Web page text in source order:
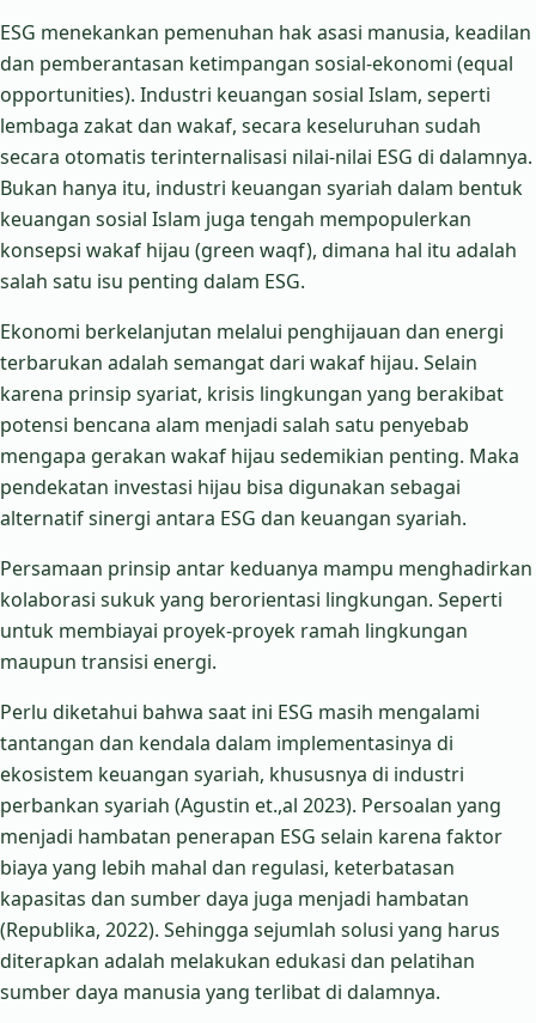
ESG menekankan pemenuhan hak asasi manusia, keadilan
dan pemberantasan ketimpangan sosial-ekonomi (equal
opportunities). Industri keuangan sosial Islam, seperti
lembaga zakat dan wakaf, secara keseluruhan sudah
secara otomatis terinternalisasi nilai-nilai ESG di dalamnya.
Bukan hanya itu, industri keuangan syariah dalam bentuk
keuangan sosial Islam juga tengah mempopulerkan
konsepsi wakaf hijau (green waqf), dimana hal itu adalah
salah satu isu penting dalam ESG.
Ekonomi berkelanjutan melalui penghijauan dan energi
terbarukan adalah semangat dari wakaf hijau. Selain
karena prinsip syariat, krisis lingkungan yang berakibat
potensi bencana alam menjadi salah satu penyebab
mengapa gerakan wakaf hijau sedemikian penting. Maka
pendekatan investasi hijau bisa digunakan sebagai
alternatif sinergi antara ESG dan keuangan syariah.
Persamaan prinsip antar keduanya mampu menghadirkan
kolaborasi sukuk yang berorientasi lingkungan. Seperti
untuk membiayai proyek-proyek ramah lingkungan
maupun transisi energi.
Perlu diketahui bahwa saat ini ESG masih mengalami
tantangan dan kendala dalam implementasinya di
ekosistem keuangan syariah, khususnya di industri
perbankan syariah (Agustin et.,al 2023). Persoalan yang
menjadi hambatan penerapan ESG selain karena faktor
biaya yang lebih mahal dan regulasi, keterbatasan
kapasitas dan sumber daya juga menjadi hambatan
(Republika, 2022). Sehingga sejumlah solusi yang harus
diterapkan adalah melakukan edukasi dan pelatihan
sumber daya manusia yang terlibat di dalamnya.